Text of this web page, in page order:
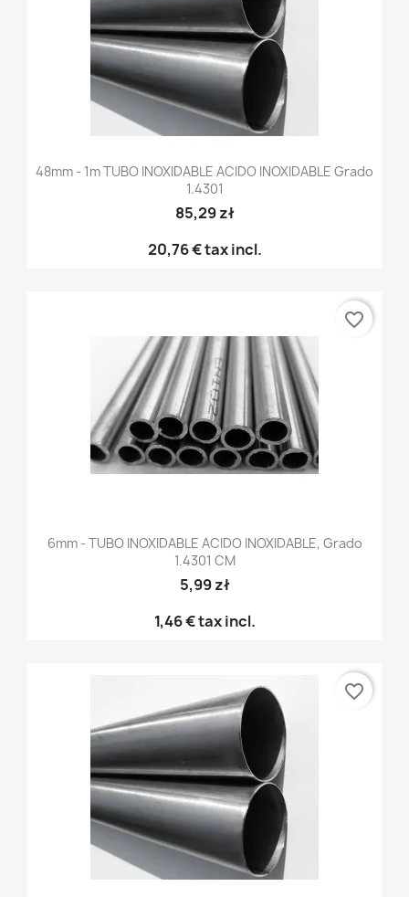
48mm - 1m TUBO INOXIDABLE ACIDO INOXIDABLE Grado
1.4301
85,29 zł
20,76 €tax incl.
6mm - TUBO INOXIDABLE ACIDO INOXIDABLE, Grado
1.4301 CM
5,99 zł
1,46 €tax incl.
favorite_border
favorite_border